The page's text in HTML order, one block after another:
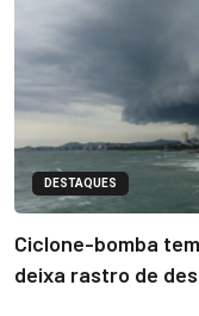
DESTAQUES
Ciclone-bomba
deixa rastro de